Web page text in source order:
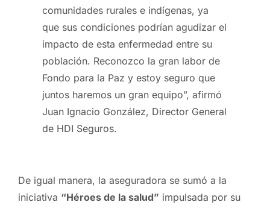
comunidades rurales e indígenas, ya
que sus condiciones podrían agudizar el
impacto de esta enfermedad entre su
población. Reconozco la gran labor de
Fondo para la Paz y estoy seguro que
juntos haremos un gran equipo”, afirmó
Juan Ignacio González, Director General
de HDI Seguros.
De igual manera, la aseguradora se sumó a la
iniciativa “Héroes de la salud” impulsada por su